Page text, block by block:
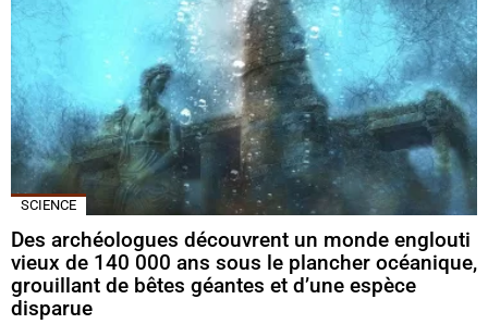
SCIENCE
Des archéologues découvrent un monde englouti
vieux de 140 000 ans sous le plancher océanique,
grouillant de bêtes géantes et d’une espèce
disparue